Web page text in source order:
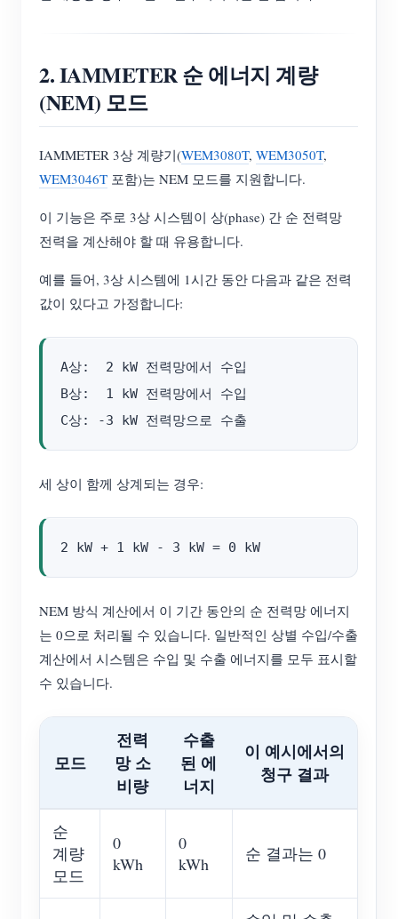
2. IAMMETER 순 에너지 계량
(NEM) 모드
IAMMETER 3상 계량기(WEM3080T, WEM3050T,
WEM3046T 포함)는 NEM 모드를 지원합니다.
이 기능은 주로 3상 시스템이 상(phase) 간 순 전력망
전력을 계산해야 할 때 유용합니다.
예를 들어, 3상 시스템에 1시간 동안 다음과 같은 전력
값이 있다고 가정합니다:
A상:  2 kW 전력망에서 수입
B상:  1 kW 전력망에서 수입
세 상이 함께 상계되는 경우:
NEM 방식 계산에서 이 기간 동안의 순 전력망 에너지
는 0으로 처리될 수 있습니다. 일반적인 상별 수입/수출
계산에서 시스템은 수입 및 수출 에너지를 모두 표시할
수 있습니다.
모드
전력
망 소
비량
수출
된 에
너지
이 예시에서의
청구 결과
순
계량
모드
0
kWh
0
kWh
순 결과는 0